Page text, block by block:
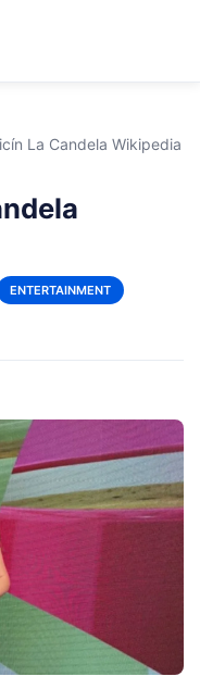
La Candela Wikipedia
ENTERTAINMENT